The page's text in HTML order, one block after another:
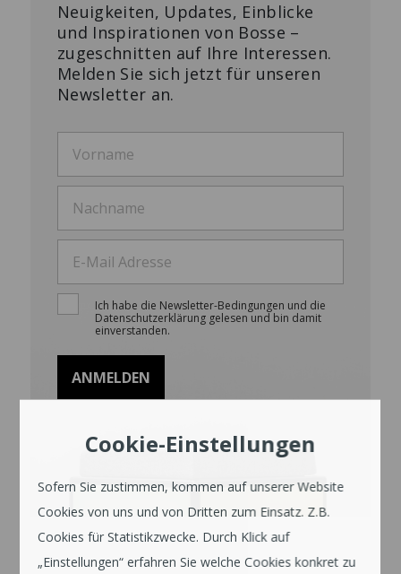
Cookie-Einstellungen
Sofern Sie zustimmen, kommen auf unserer Website
Cookies von uns und von Dritten zum Einsatz. Z.B.
Cookies für Statistikzwecke. Durch Klick auf
„Einstellungen“ erfahren Sie welche Cookies konkret zu
Neuigkeiten, Updates, Einblicke
und Inspirationen von Bosse –
zugeschnitten auf Ihre Interessen.
Melden Sie sich jetzt für unseren
Newsletter an.
Ich habe die Newsletter-Bedingungen und die
Datenschutzerklärung gelesen und bin damit
einverstanden.